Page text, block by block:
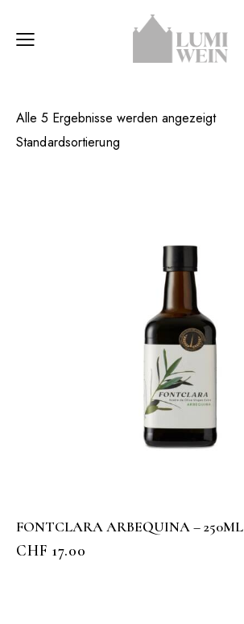
Alle 5 Ergebnisse werden angezeigt
FONTCLARA ARBEQUINA – 250ML
CHF 17.00